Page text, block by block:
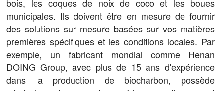
bois, les coques de noix de coco et les boues
municipales. Ils doivent être en mesure de fournir
des solutions sur mesure basées sur vos matières
premières spécifiques et les conditions locales. Par
exemple, un fabricant mondial comme Henan
DOING Group, avec plus de 15 ans d'expérience
dans la production de biocharbon, possède